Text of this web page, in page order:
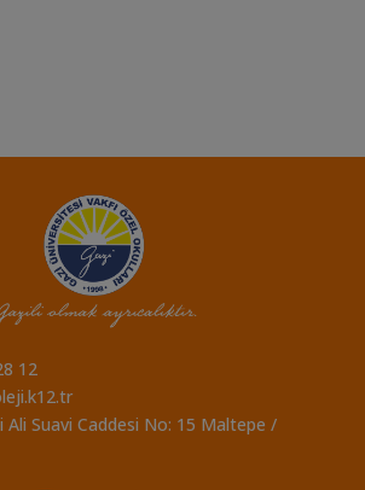
12
Ali Suavi Caddesi No: 15 Maltepe /